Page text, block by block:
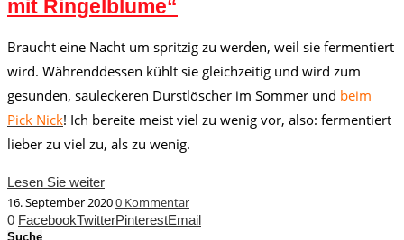
mit Ringelblume“
Braucht eine Nacht um spritzig zu werden, weil sie fermentiert
wird. Währenddessen kühlt sie gleichzeitig und wird zum
gesunden, sauleckeren Durstlöscher im Sommer und beim
Pick Nick! Ich bereite meist viel zu wenig vor, also: fermentiert
lieber zu viel zu, als zu wenig.
Lesen Sie weiter
16. September 20200 Kommentar
0 FacebookTwitterPinterestEmail
Suche